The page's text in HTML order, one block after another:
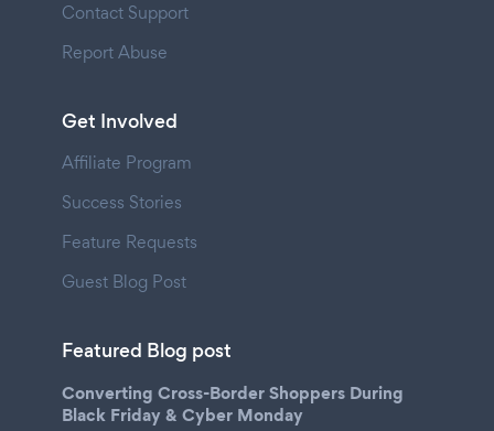
Contact Support
Report Abuse
Get Involved
Affiliate Program
Success Stories
Feature Requests
Guest Blog Post
Featured Blog post
Converting Cross-Border Shoppers During
Black Friday & Cyber Monday